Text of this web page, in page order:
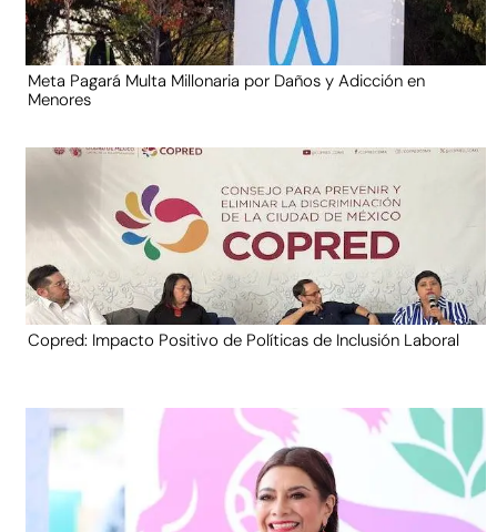
Meta Pagará Multa Millonaria por Daños y Adicción en
Menores
Copred: Impacto Positivo de Políticas de Inclusión Laboral